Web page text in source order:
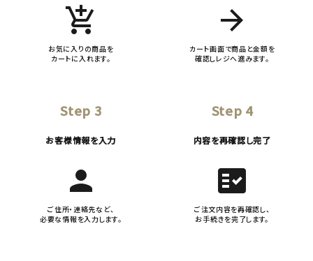
add_shopping_cart
お気に入りの商品を
カートに入れます。
arrow_forward
カート画面で商品と金額を
確認しレジへ進みます。
Step 3
お客様情報を入力
person
ご住所・連絡先など、
必要な情報を入力します。
Step 4
内容を再確認し完了
fact_check
ご注文内容を再確認し、
お手続きを完了します。